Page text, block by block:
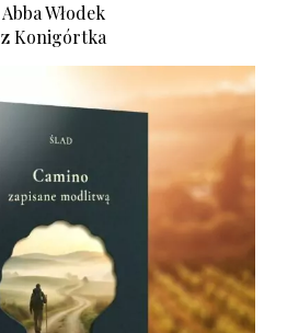
Abba Włodek
z Konigórtka